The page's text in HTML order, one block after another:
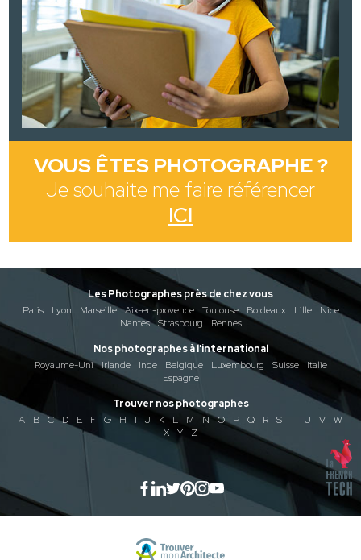
VOUS ÊTES PHOTOGRAPHE ?
Je souhaite me faire référencer
ICI
Les Photographes près de chez vous
Paris
Lyon Marseille Aix-en-provence Toulouse Bordeaux Lille
Nice
Nantes
Strasbourg
Rennes
Nos photographes à l'international
Royaume-Uni
Irlande Inde Belgique Luxembourg Suisse
Italie
Espagne
Trouver nos photographes
A
B C D E F G H I J K L M N O P Q R S T U V
W
X
Y Z